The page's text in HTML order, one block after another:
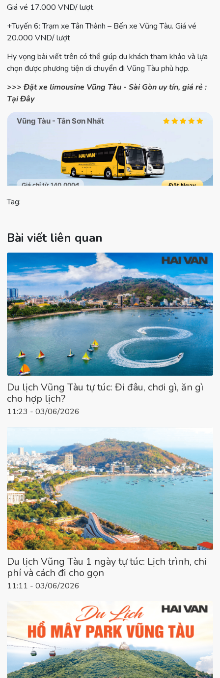
Giá vé 17.000 VND/ lượt
+Tuyến 6: Trạm xe Tân Thành – Bến xe Vũng Tàu. Giá vé
20.000 VND/ lượt
Hy vọng bài viết trên có thể giúp du khách tham khảo và lựa
chọn được phương tiện di chuyển đi Vũng Tàu phù hợp.
>>> Đặt xe limousine Vũng Tàu - Sài Gòn uy tín, giá rẻ :
Tại Đây
Tag:
Bài viết liên quan
Du lịch Vũng Tàu tự túc: Đi đâu, chơi gì, ăn gì
cho hợp lịch?
11:23 - 03/06/2026
Du lịch Vũng Tàu 1 ngày tự túc: Lịch trình, chi
phí và cách đi cho gọn
11:11 - 03/06/2026